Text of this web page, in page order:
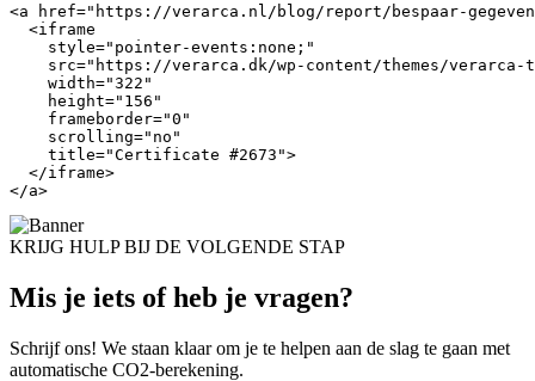
<a href="https://verarca.nl/blog/report/bespaar-
  <iframe
    style="pointer-events:none;"
src="https://verarca.dk/wp-content/themes/verarca-
    width="322"
    height="156"
    frameborder="0"
    scrolling="no"
    title="Certificate #2673">
  </iframe>
</a>
KRIJG HULP BIJ DE VOLGENDE STAP
Mis je iets of heb je vragen?
Schrijf ons! We staan klaar om je te helpen aan de slag te gaan met
automatische CO2-berekening.